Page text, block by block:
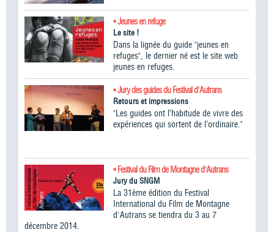
• Jeunes en refuge
Le site !
Dans la lignée du guide "jeunes en
refuges", le dernier né est le site web
jeunes en refuges.
• Jury des guides du Festival d'Autrans
Retours et impressions
"Les guides ont l’habitude de vivre des
expériences qui sortent de l’ordinaire."
• Festival du Film de Montagne d'Autrans
Jury du SNGM
La 31ème édition du Festival
International du Film de Montagne
d'Autrans se tiendra du 3 au 7
décembre 2014.